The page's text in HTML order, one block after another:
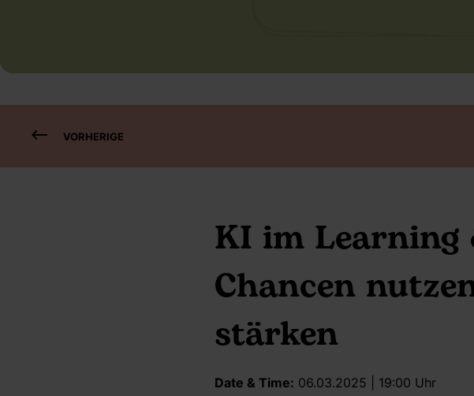
VORHERIGE
KI im Learning
Chancen
stärken
Date & Time: 06.03.2025 | 19:00 Uhr